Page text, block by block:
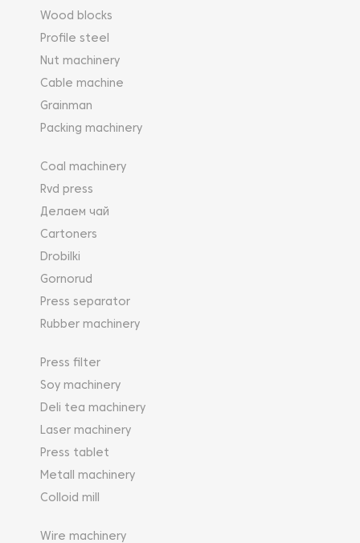
Wood blocks
Profile steel
Nut machinery
Cable machine
Grainman
Packing machinery
Coal machinery
Rvd press
Делаем чай
Cartoners
Drobilki
Gornorud
Press separator
Rubber machinery
Press filter
Soy machinery
Deli tea machinery
Laser machinery
Press tablet
Metall machinery
Colloid mill
Wire machinery